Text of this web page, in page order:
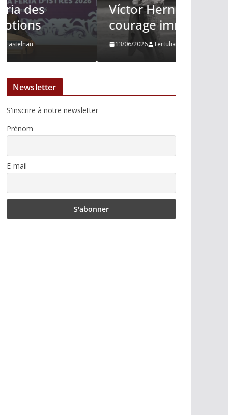
Víctor Hernández : le
courage immobile
13/06/2026 Tertulias
Newsletter
S'inscrire à notre newsletter
Prénom
E-mail